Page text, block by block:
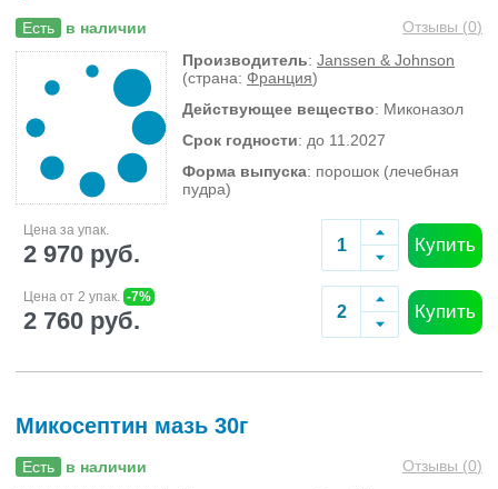
Есть в наличии Отзывы (0)
Производитель: Janssen & Johnson
(страна: Франция)
Действующее вещество: Миконазол
Срок годности: до 11.2027
Форма выпуска: порошок (лечебная
пудра)
Цена за упак.
2 970 руб. Купить
Цена от 2 упак. -7%
2 760 руб. Купить
Микосептин мазь 30г
Есть в наличии Отзывы (0)